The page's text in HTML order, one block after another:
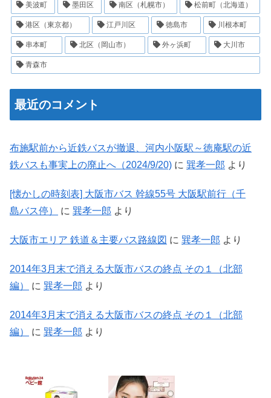
美波町 墨田区 南区（札幌市） 松前町（北海道）
港区（東京都） 江戸川区 徳島市 川根本町
串本町 北区（岡山市） 外ヶ浜町 大川市
青森市
最近のコメント
布施駅前から近鉄バスが撤退、河内小阪駅～徳庵駅の近
鉄バスも事実上の廃止へ（2024/9/20) に 巽孝一郎 より
[懐かしの時刻表] 大阪市バス 幹線55号 大阪駅前行（千
島バス停）
に 巽孝一郎 より
大阪市エリア 鉄道＆主要バス路線図 に 巽孝一郎 より
2014年3月末で消える大阪市バスの終点 その１（北部
編）
に 巽孝一郎 より
2014年3月末で消える大阪市バスの終点 その１（北部
編）
に 巽孝一郎 より